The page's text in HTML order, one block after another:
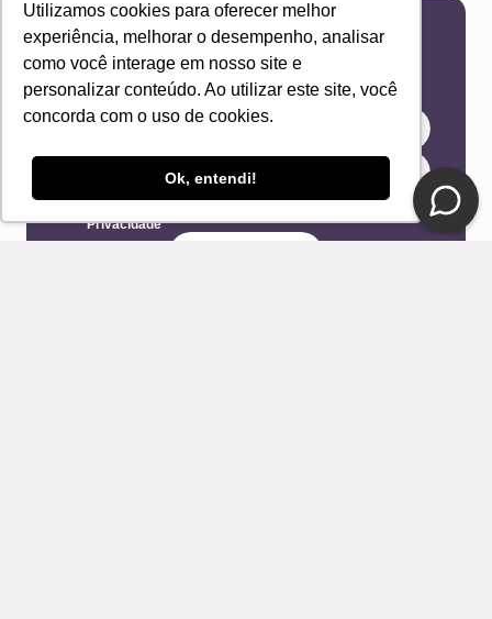
Utilizamos cookies para oferecer melhor
experiência, melhorar o desempenho, analisar
como você interage em nosso site e
personalizar conteúdo. Ao utilizar este site, você
concorda com o uso de cookies.
Ok, entendi!
Newsletter
Receba novidades e ofertas exclusivas em seu
e-mail!
Eu concordo com os Termos & Condições e Política de
Privacidade